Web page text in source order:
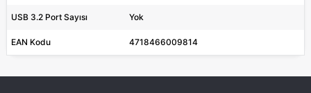
USB 3.2 Port Sayısı Yok
EAN Kodu 4718466009814